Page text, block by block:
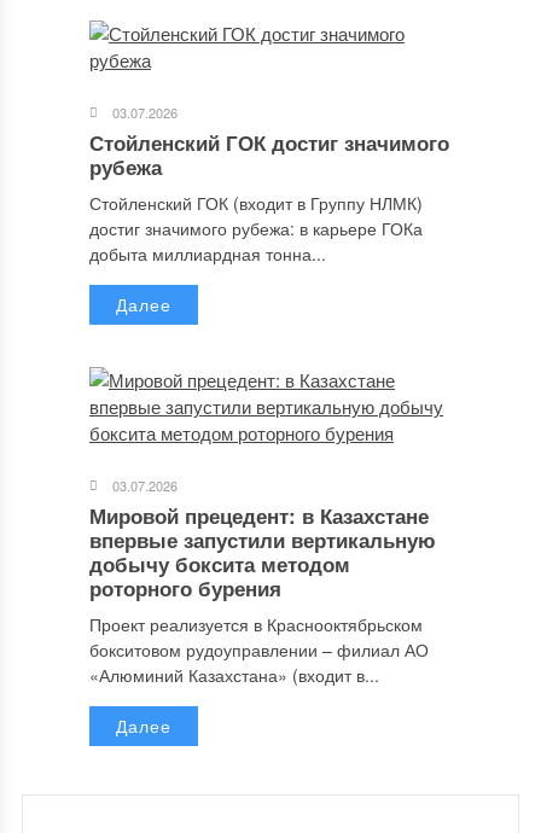
03.07.2026
Стойленский ГОК достиг значимого
рубежа
Стойленский ГОК (входит в Группу НЛМК)
достиг значимого рубежа: в карьере ГОКа
добыта миллиардная тонна...
Далее
03.07.2026
Мировой прецедент: в Казахстане
впервые запустили вертикальную
добычу боксита методом
роторного бурения
Проект реализуется в Краснооктябрьском
бокситовом рудоуправлении – филиал АО
«Алюминий Казахстана» (входит в...
Далее